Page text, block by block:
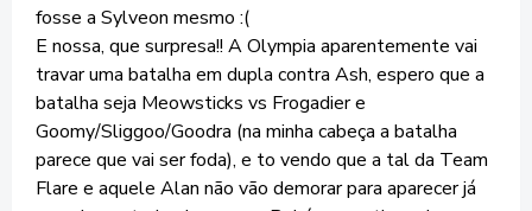
fosse a Sylveon mesmo :(
E nossa, que surpresa!! A Olympia aparentemente vai
travar uma batalha em dupla contra Ash, espero que a
batalha seja Meowsticks vs Frogadier e
Goomy/Sliggoo/Goodra (na minha cabeça a batalha
parece que vai ser foda), e to vendo que a tal da Team
Flare e aquele Alan não vão demorar para aparecer já